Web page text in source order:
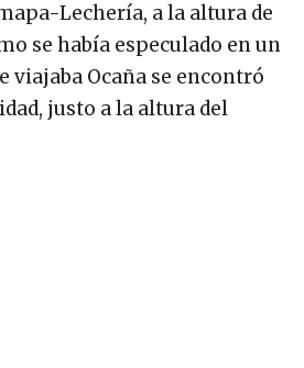
Lechería, a la altura de
se había especulado en un
Ocaña se encontró
justo a la altura del